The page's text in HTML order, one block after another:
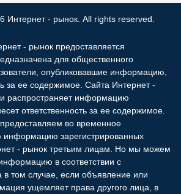
Интернет - рынок. All rights reserved.
- рынок предоставляется
для общественного
опубликовавшие информацию,
за ее содержимое. Сайта Интернет -
и распространяет информацию
ответственность за ее содержимое.
во временное
информацию зарегистрированных
- рынок третьим лицам. Но мы можем
в соответствии с
в том случае, если объявление или
ущемляет права другого лица, в